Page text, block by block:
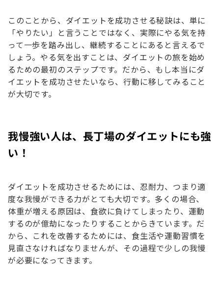
このことから、ダイエットを成功させる秘訣は、単に
「やりたい」と言うことではなく、実際にやる気を持
って一歩を踏み出し、継続することにあると言えるで
しょう。やる気を出すことは、ダイエットの旅を始め
るための最初のステップです。だから、もし本当にダ
イエットを成功させたいなら、行動に移してみること
が大切です。
我慢強い人は、長丁場のダイエットにも強
い！
ダイエットを成功させるためには、忍耐力、つまり適
度な我慢ができる力がとても大切です。多くの場合、
体重が増える原因は、食欲に負けてしまったり、運動
するのが億劫になったりすることからきています。だ
から、これを改善するためには、食生活や運動習慣を
見直さなければなりませんが、その過程で少しの我慢
が必要になってきます。